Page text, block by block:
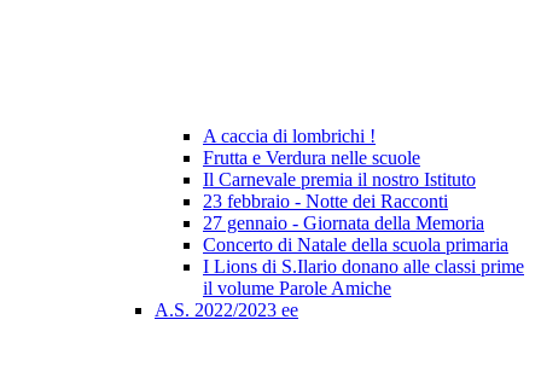
A caccia di lombrichi !
Frutta e Verdura nelle scuole
Il Carnevale premia il nostro Istituto
23 febbraio - Notte dei Racconti
27 gennaio - Giornata della Memoria
Concerto di Natale della scuola primaria
I Lions di S.Ilario donano alle classi prime
il volume Parole Amiche
A.S. 2022/2023 ee